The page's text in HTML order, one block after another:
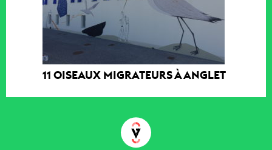
11 OISEAUX MIGRATEURS À ANGLET